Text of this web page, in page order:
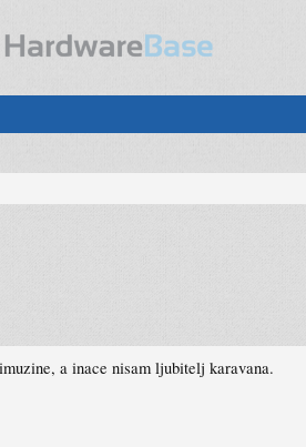
a inace nisam ljubitelj karavana.